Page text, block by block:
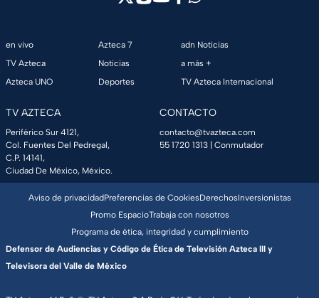
en vivo
TV Azteca
Azteca UNO
Azteca 7
Noticias
Deportes
adn Noticias
a más +
TV Azteca Internacional
TV AZTECA
Periférico Sur 4121,
Col. Fuentes Del Pedregal,
C.P. 14141,
Ciudad De México, México.
CONTACTO
contacto@tvazteca.com
55 1720 1313 | Conmutador
Aviso de privacidadPreferencias de CookiesDerechosInversionistas
Promo EspacioTrabaja con nosotros
Programa de ética, integridad y cumplimiento
Defensor de Audiencias y Código de Ética de Televisión Azteca III y
Televisora del Valle de México